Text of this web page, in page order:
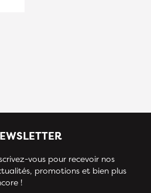
vous pour recevoir nos
promotions et bien plus
!